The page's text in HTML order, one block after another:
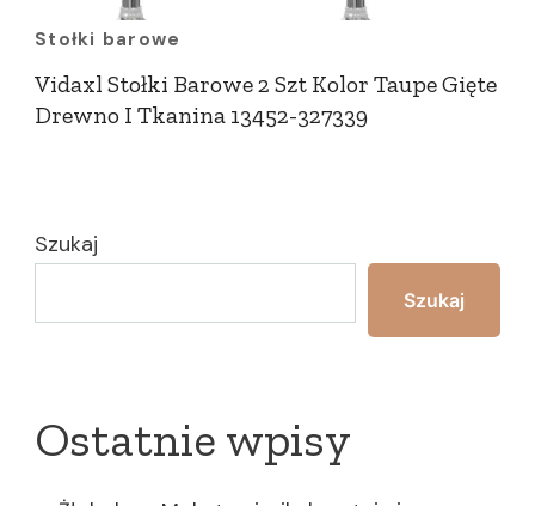
Stołki barowe
Vidaxl Stołki Barowe 2 Szt Kolor Taupe Gięte
Drewno I Tkanina 13452-327339
Szukaj
Szukaj
Ostatnie wpisy